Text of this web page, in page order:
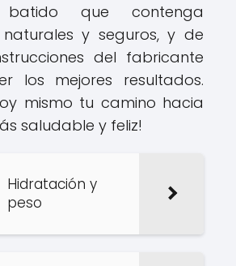
que contenga
naturales y seguros, y de
del fabricante
los mejores resultados.
mismo tu camino hacia
saludable y feliz!
Hidratación y
peso